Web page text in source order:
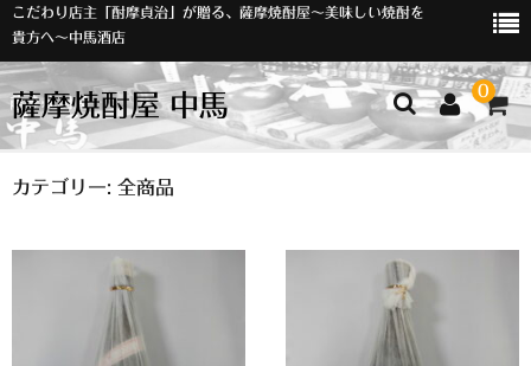
こだわり店主「酎摩貞治」が贈る、薩摩焼酎屋～美味しい焼酎を
貴方へ～中馬酒店
薩摩焼酎屋 中馬 0
ホーム
入荷情報
カテゴリー: 全商品